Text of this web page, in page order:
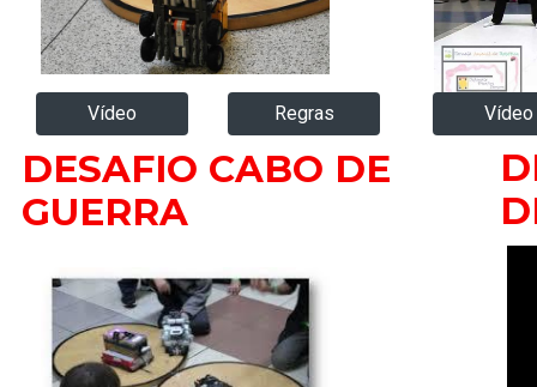
DESAFIO CABO DE
GUERRA
Vídeo
Regras
Vídeo